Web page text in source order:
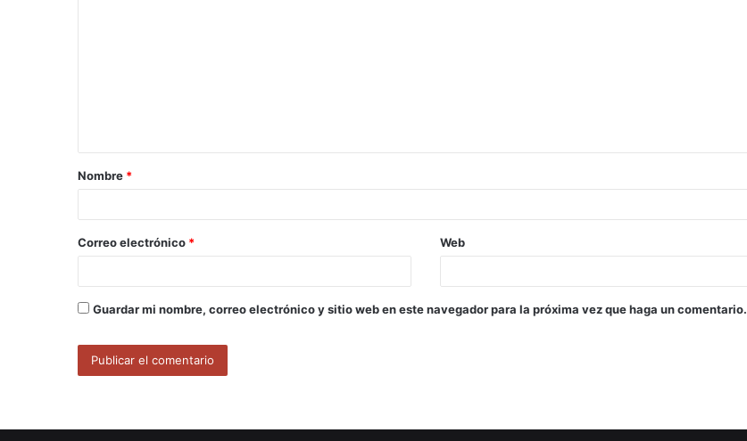
a
r
*
Nombre *
Correo electrónico * Web
Guardar mi nombre, correo electrónico y sitio web en este navegador para la próxima vez que haga un comentario.